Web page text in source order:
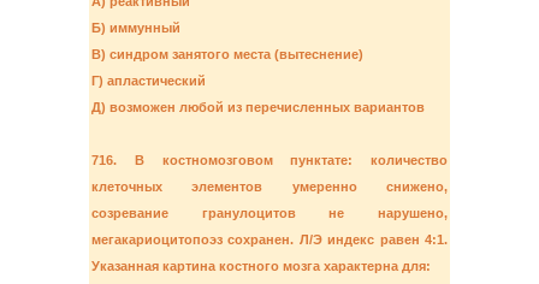
Б) иммунный
В) синдром занятого места (вытеснение)
Г) апластический
Д) возможен любой из перечисленных вариантов
716. В костномозговом пунктате: количество
клеточных элементов умеренно снижено,
созревание гранулоцитов не нарушено,
мегакариоцитопоэз сохранен. Л/Э индекс равен 4:1.
Указанная картина костного мозга характерна для: